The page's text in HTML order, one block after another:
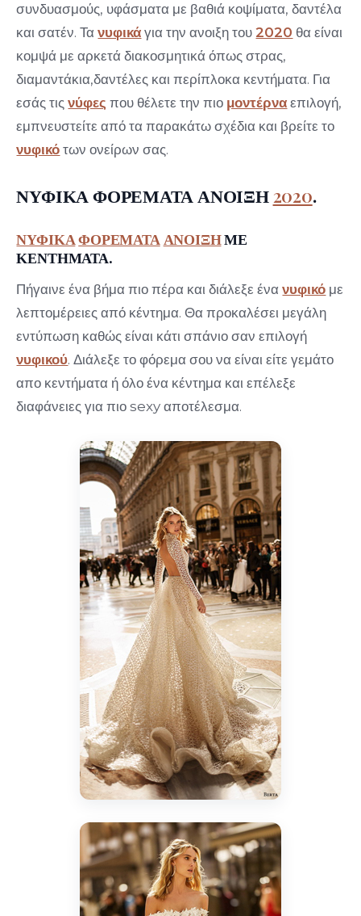
συνδυασμούς, υφάσματα με βαθιά κοψίματα, δαντέλα
και σατέν. Τανυφικά για την ανοιξη του2020 θα είναι
κομψά με αρκετά διακοσμητικά όπως στρας,
διαμαντάκια,δαντέλες και περίπλοκα κεντήματα. Για
εσάς τιςνύφες που θέλετε την πιο μοντέρνα επιλογή,
εμπνευστείτε από τα παρακάτω σχέδια και βρείτε το
νυφικό των ονείρων σας.
ΝΥΦΙΚΑ ΦΟΡΕΜΑΤΑ ΑΝΟΙΞΗ 2020.
ΝΥΦΙΚΑΦΟΡΕΜΑΤΑΑΝΟΙΞΗΜΕ
ΚΕΝΤΗΜΑΤΑ.
Πήγαινε ένα βήμα πιο πέρα και διάλεξε ένανυφικό με
λεπτομέρειες από κέντημα. Θα προκαλέσει μεγάλη
εντύπωση καθώς είναι κάτι σπάνιο σαν επιλογή
νυφικού. Διάλεξε το φόρεμα σου να είναι είτε γεμάτο
απο κεντήματα ή όλο ένα κέντημα και επέλεξε
διαφάνειες για πιο sexy αποτέλεσμα.